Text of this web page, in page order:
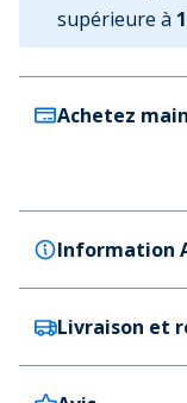
supérieure à
Achetez
Information
Converse
Converse
Pink
Livraison et